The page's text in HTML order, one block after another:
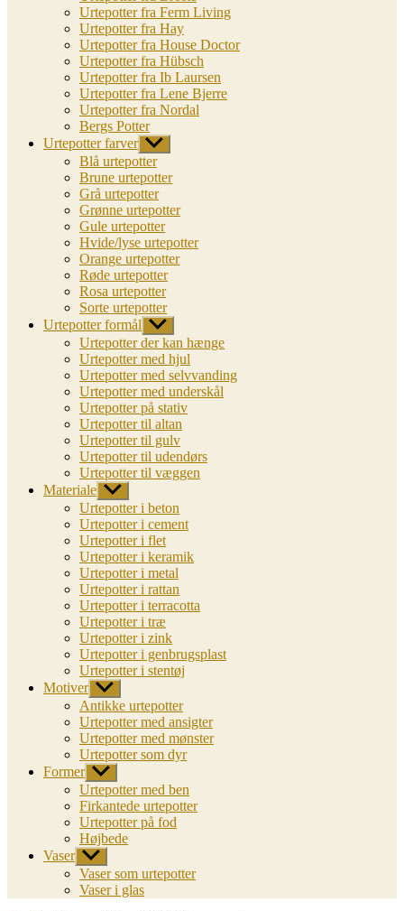
Urtepotter fra Ferm Living
Urtepotter fra Hay
Urtepotter fra House Doctor
Urtepotter fra Hübsch
Urtepotter fra Ib Laursen
Urtepotter fra Lene Bjerre
Urtepotter fra Nordal
Bergs Potter
Urtepotter farver Vis
undermenu
Blå urtepotter
Brune urtepotter
Grå urtepotter
Grønne urtepotter
Gule urtepotter
Hvide/lyse urtepotter
Orange urtepotter
Røde urtepotter
Rosa urtepotter
Sorte urtepotter
Urtepotter formål Vis
undermenu
Urtepotter der kan hænge
Urtepotter med hjul
Urtepotter med selvvanding
Urtepotter med underskål
Urtepotter på stativ
Urtepotter til altan
Urtepotter til gulv
Urtepotter til udendørs
Urtepotter til væggen
Materiale Vis
undermenu
Urtepotter i beton
Urtepotter i cement
Urtepotter i flet
Urtepotter i keramik
Urtepotter i metal
Urtepotter i rattan
Urtepotter i terracotta
Urtepotter i træ
Urtepotter i zink
Urtepotter i genbrugsplast
Urtepotter i stentøj
Motiver Vis
undermenu
Antikke urtepotter
Urtepotter med ansigter
Urtepotter med mønster
Urtepotter som dyr
Former Vis
undermenu
Urtepotter med ben
Firkantede urtepotter
Urtepotter på fod
Højbede
Vaser Vis
undermenu
Vaser som urtepotter
Vaser i glas